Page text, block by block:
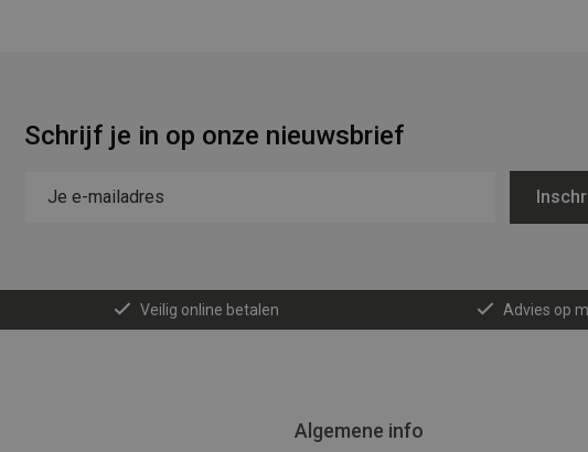
Schrijf je in op onze nieuwsbrief
Veilig online betalen Advies op
Algemene info